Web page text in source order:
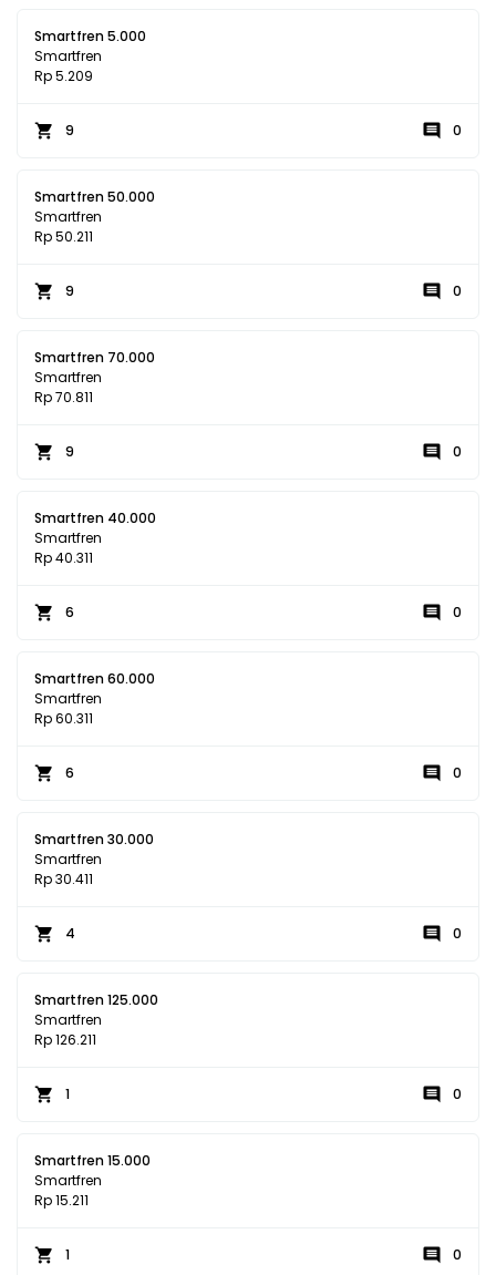
Smartfren 5.000
Smartfren
Rp 5.209
9 0
Smartfren 50.000
Smartfren
Rp 50.211
9 0
Smartfren 70.000
Smartfren
Rp 70.811
9 0
Smartfren 40.000
Smartfren
Rp 40.311
6 0
Smartfren 60.000
Smartfren
Rp 60.311
6 0
Smartfren 30.000
Smartfren
Rp 30.411
4 0
Smartfren 125.000
Smartfren
Rp 126.211
1 0
Smartfren 15.000
Smartfren
Rp 15.211
1 0